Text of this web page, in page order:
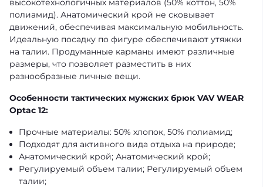
высокотехнологичных материалов (50% коттон, 50%
полиамид). Анатомический крой не сковывает
движений, обеспечивая максимальную мобильность.
Идеальную посадку по фигуре обеспечивают утяжки
на талии. Продуманные карманы имеют различные
размеры, что позволяет разместить в них
разнообразные личные вещи.
Особенности тактических мужских брюк VAV WEAR
Optac 12:
Прочные материалы: 50% хлопок, 50% полиамид;
Подходят для активного вида отдыха на природе;
Анатомический крой; Анатомический крой;
Регулируемый объем талии; Регулируемый объем
талии;